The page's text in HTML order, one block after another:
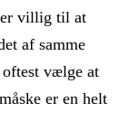
er villig til at
af samme
vælge at
er en helt